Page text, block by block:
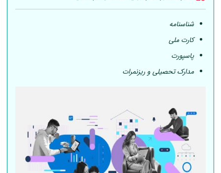
شناسنامه
کارت ملی
پاسپورت
مدارک تحصیلی و ریزنمرات